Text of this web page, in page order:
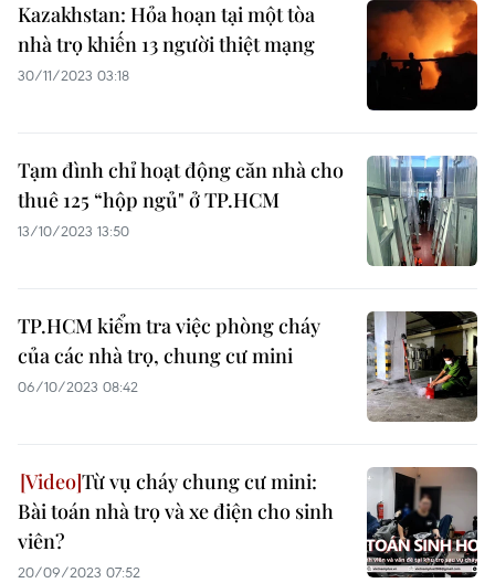
Kazakhstan: Hỏa hoạn tại một tòa
nhà trọ khiến 13 người thiệt mạng
30/11/2023 03:18
Tạm đình chỉ hoạt động căn nhà cho
thuê 125 “hộp ngủ" ở TP.HCM
13/10/2023 13:50
TP.HCM kiểm tra việc phòng cháy
của các nhà trọ, chung cư mini
06/10/2023 08:42
Từ vụ cháy chung cư mini:
Bài toán nhà trọ và xe điện cho sinh
viên?
20/09/2023 07:52